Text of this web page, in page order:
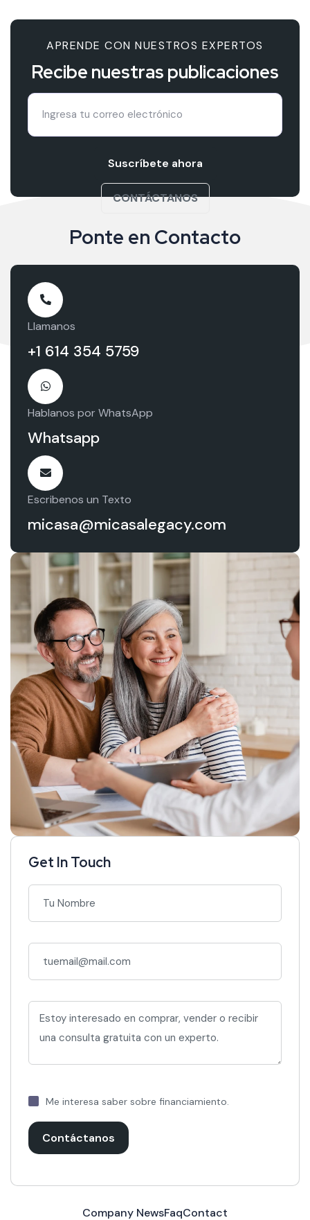
APRENDE CON NUESTROS EXPERTOS
Recibe nuestras publicaciones
Suscríbete ahora
CONTÁCTANOS
Ponte en Contacto
Llamanos
+1 614 354 5759
Hablanos por WhatsApp
Whatsapp
Escribenos un Texto
micasa@micasalegacy.com
Get In Touch
Me interesa saber sobre financiamiento.
Contáctanos
Company NewsFaqContact